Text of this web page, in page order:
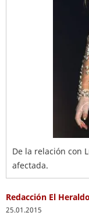
De la relación con
afectada.
Redacción El Heraldo
25.01.2015